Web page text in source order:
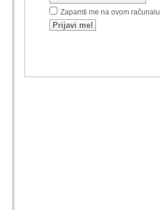
Zapamti me na ovom računalu